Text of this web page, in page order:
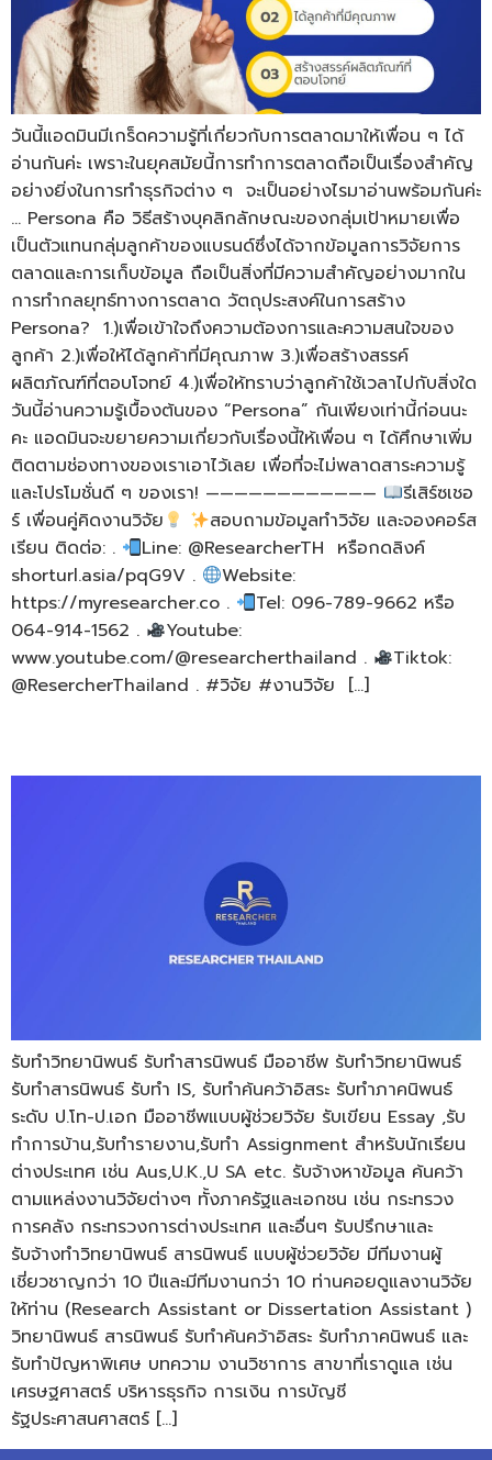
วันนี้แอดมินมีเกร็ดความรู้ที่เกี่ยวกับการตลาดมาให้เพื่อน ๆ ได้
อ่านกันค่ะ เพราะในยุคสมัยนี้การทำการตลาดถือเป็นเรื่องสำคัญ
อย่างยิ่งในการทำธุรกิจต่าง ๆ จะเป็นอย่างไรมาอ่านพร้อมกันค่ะ
… Persona คือ วิธีสร้างบุคลิกลักษณะของกลุ่มเป้าหมายเพื่อ
เป็นตัวแทนกลุ่มลูกค้าของแบรนด์ซึ่งได้จากข้อมูลการวิจัยการ
ตลาดและการเก็บข้อมูล ถือเป็นสิ่งที่มีความสำคัญอย่างมากใน
การทำกลยุทธ์ทางการตลาด วัตถุประสงค์ในการสร้าง
Persona? 1.)เพื่อเข้าใจถึงความต้องการและความสนใจของ
ลูกค้า 2.)เพื่อให้ได้ลูกค้าที่มีคุณภาพ 3.)เพื่อสร้างสรรค์
ผลิตภัณฑ์ที่ตอบโจทย์ 4.)เพื่อให้ทราบว่าลูกค้าใช้เวลาไปกับสิ่งใด
วันนี้อ่านความรู้เบื้องต้นของ “Persona” กันเพียงเท่านี้ก่อนนะ
คะ แอดมินจะขยายความเกี่ยวกับเรื่องนี้ให้เพื่อน ๆ ได้ศึกษาเพิ่ม
ติดตามช่องทางของเราเอาไว้เลย เพื่อที่จะไม่พลาดสาระความรู้
และโปรโมชั่นดี ๆ ของเรา! ————————————
รีเสิร์ซเชอ
ร์ เพื่อนคู่คิดงานวิจัย
สอบถามข้อมูลทำวิจัย และจองคอร์ส
เรียน ติดต่อ: .
Line: @ResearcherTH หรือกดลิงค์
shorturl.asia/pqG9V .
Website:
https://myresearcher.co .
Tel: 096-789-9662 หรือ
064-914-1562 .
Youtube:
www.youtube.com/@researcherthailand .
Tiktok:
@ResercherThailand . #วิจัย #งานวิจัย […]
รับทำวิทยานิพนธ์ รับทําสารนิพนธ์ มืออาชีพ รับทําวิทยานิพนธ์
รับทำสารนิพนธ์ รับทำ IS, รับทําค้นคว้าอิสระ รับทำภาคนิพนธ์
ระดับ ป.โท-ป.เอก มืออาชีพแบบผู้ช่วยวิจัย รับเขียน Essay ,รับ
ทำการบ้าน,รับทํารายงาน,รับทำ Assignment สำหรับนักเรียน
ต่างประเทศ เช่น Aus,U.K.,U SA etc. รับจ้างหาข้อมูล ค้นคว้า
ตามแหล่งงานวิจัยต่างๆ ทั้งภาครัฐและเอกชน เช่น กระทรวง
การคลัง กระทรวงการต่างประเทศ และอื่นๆ รับปรึกษาและ
รับจ้างทำวิทยานิพนธ์ สารนิพนธ์ แบบผู้ช่วยวิจัย มีทีมงานผู้
เชี่ยวชาญกว่า 10 ปีและมีทีมงานกว่า 10 ท่านคอยดูแลงานวิจัย
ให้ท่าน (Research Assistant or Dissertation Assistant )
วิทยานิพนธ์ สารนิพนธ์ รับทำค้นคว้าอิสระ รับทำภาคนิพนธ์ และ
รับทำปัญหาพิเศษ บทความ งานวิชาการ สาขาที่เราดูแล เช่น
เศรษฐศาสตร์ บริหารธุรกิจ การเงิน การบัญชี
รัฐประศาสนศาสตร์ […]